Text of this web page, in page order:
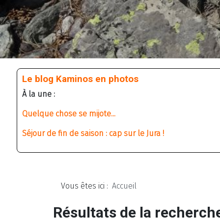
Le blog Kaminos en photos
À la une :
Quelque chose se mijote...
Séjour de fin de saison : cap sur le Jura !
Vous êtes ici : Accueil
Résultats de la